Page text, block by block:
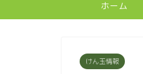
ホーム
けん玉情報